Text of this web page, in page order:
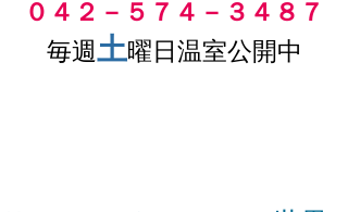
０４２－５７４－３４８７
毎週土曜日温室公開中